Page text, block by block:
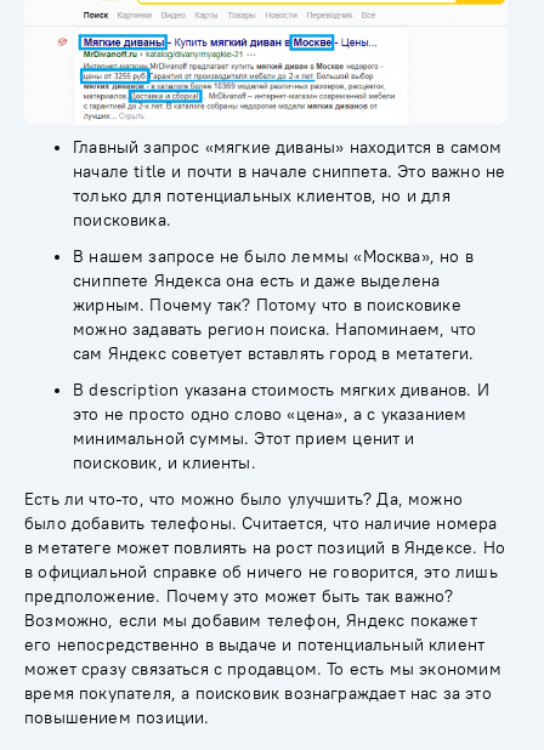
Главный запрос «мягкие диваны» находится в самом
начале title и почти в начале сниппета. Это важно не
только для потенциальных клиентов, но и для
поисковика.
В нашем запросе не было леммы «Москва», но в
сниппете Яндекса она есть и даже выделена
жирным. Почему так? Потому что в поисковике
можно задавать регион поиска. Напоминаем, что
сам Яндекс советует вставлять город в метатеги.
В description указана стоимость мягких диванов. И
это не просто одно слово «цена», а с указанием
минимальной суммы. Этот прием ценит и
поисковик, и клиенты.
Есть ли что-то, что можно было улучшить? Да, можно
было добавить телефоны. Считается, что наличие номера
в метатеге может повлиять на рост позиций в Яндексе. Но
в официальной справке об ничего не говорится, это лишь
предположение. Почему это может быть так важно?
Возможно, если мы добавим телефон, Яндекс покажет
его непосредственно в выдаче и потенциальный клиент
может сразу связаться с продавцом. То есть мы экономим
время покупателя, а поисковик вознаграждает нас за это
повышением позиции.